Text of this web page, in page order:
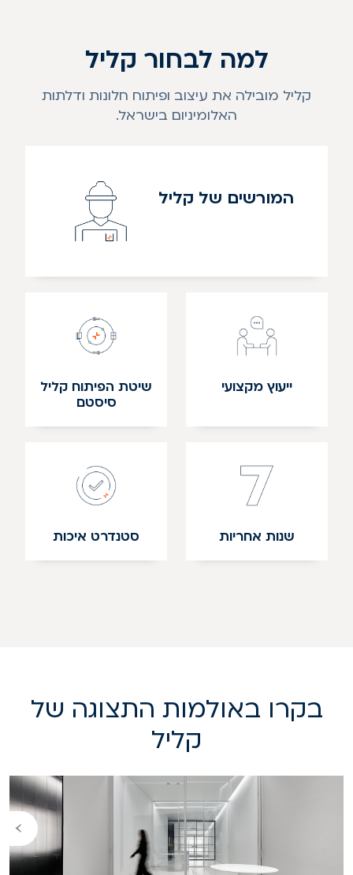
למה לבחור קליל
קליל מובילה את עיצוב ופיתוח חלונות ודלתות
האלומיניום בישראל.
ייעוץ מקצועי
שיטת הפיתוח קליל
סיסטם
שנות אחריות סטנדרט איכות
המורשים של קליל
בקרו באולמות התצוגה של
קליל
›